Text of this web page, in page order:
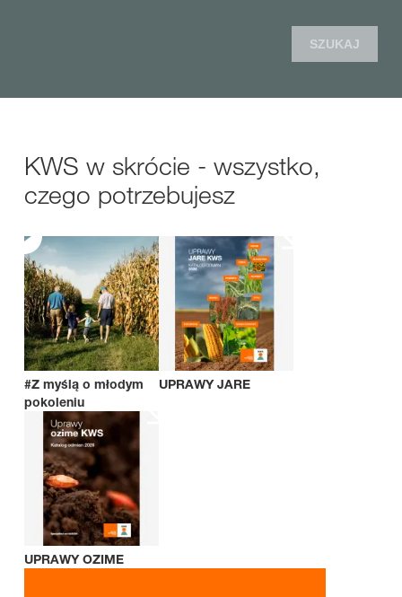
SZUKAJ
KWS w skrócie - wszystko,
czego potrzebujesz
#Z myślą o młodym
pokoleniu
UPRAWY JARE
UPRAWY OZIME